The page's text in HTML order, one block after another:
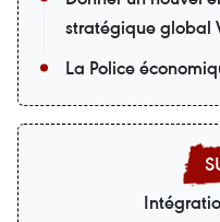
stratégique global
La Police